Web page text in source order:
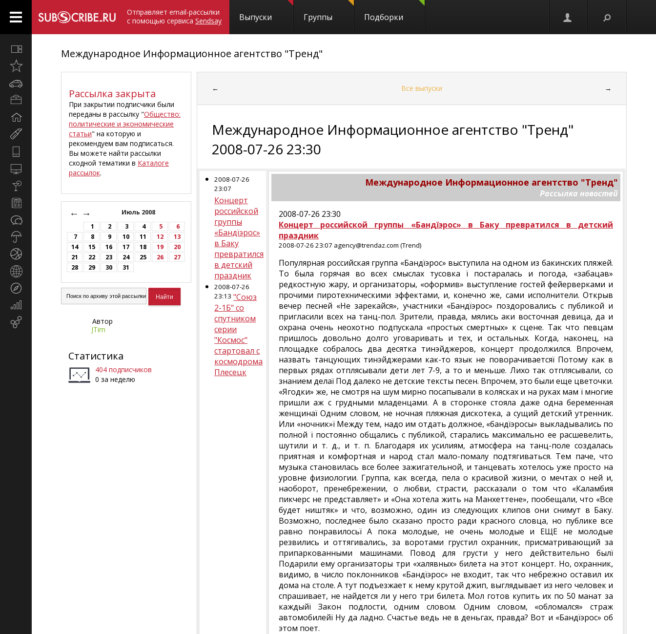
Отправляет email-рассылки
с помощью сервиса Sendsay Выпуски Группы Подборки
недавно
Компьютеры
Новости
регионы
Экономика
Международное Информационное агентство "Тренд"
Рассылка закрыта
При закрытии подписчики были
переданы в рассылку "Общество:
политические и экономические
статьи" на которую и
рекомендуем вам подписаться.
Вы можете найти рассылки
сходной тематики в Каталоге
рассылок.
← Июль 2008
→
1 2 3 4 5
6
7
8 9 10 11 12
13
14
15 16 17 18 19
20
21
22 23 24 25 26
27
28
29 30 31
Автор
JTim
Статистика
404 подписчиков
0 за неделю
← Все выпуски →
Международное Информационное агентство "Тренд"
2008-07-26 23:30
2008-07-26
23:07
Концерт
российской
группы
«Бандїэрос»
в Баку
превратился
в детский
праздник
2008-07-26
23:13 "Союз
2-1Б" со
спутником
серии
"Космос"
стартовал с
космодрома
Плесецк
Международное Информационное агентство "Тренд"
Рассылка новостей
2008-07-26 23:30
Концерт российской группы «Бандїэрос» в Баку превратился в детский
праздник
2008-07-26 23:07 agency@trendaz.com (Trend)
Популярная российская группа «Бандїэрос» выступила на одном из бакинских пляжей.
То была горячая во всех смыслах тусовка ї постаралась и погода, «забацав»
редкостную жару, и организаторы, «оформив» выступление гостей фейерверками и
прочими пиротехническими эффектами, и, конечно же, сами исполнители. Открыв
вечер песней «Не зарекайся», участники «Бандїэрос» поздоровались с публикой и
пригласили всех на танц-пол. Зрители, правда, мялись аки восточная девица, да и
охрана очень неохотно подпускала «простых смертных» к сцене. Так что певцам
пришлось довольно долго уговаривать и тех, и остальных. Когда, наконец, на
площадке собралось два десятка тинэйджеров, концерт продолжился. Впрочем,
назвать танцующих тинэйджерами как-то язык не поворачиваетсяї Потому как в
первых рядах отплясывали дети лет 7-9, а то и меньше. Лихо так отплясывали, со
знанием делаї Под далеко не детские тексты песен. Впрочем, это были еще цветочки.
«Ягодки» же, не смотря на шум мирно посапывали в колясках и на руках мам ї многие
пришли аж с грудными младенцами. А в сторонке стояла даже одна беременная
женщинаї Одним словом, не ночная пляжная дискотека, а сущий детский утренник.
Или «ночник»ї Между тем, надо им отдать должное, «бандїэросы» выкладывались по
полной ї постоянно общались с публикой, старались максимально ее расшевелить,
шутили и т. д., и т. п. Благодаря их усилиям, атмосфера на танц-поле создалась
приятная и комфортная и народ стал мало-помалу подтягиваться. Тем паче, что
музыка становилась все более зажигательной, и танцевать хотелось уже просто на
уровне физиологии. Группа, как всегда, пела о красивой жизни, о мечтах о ней и,
наоборот, пренебрежении, о любви, страсти, рассказали о том что «Каламбия
пикчерс не представляет» и «Она хотела жить на Манхеттене», пообещали, что «Все
будет ништяк» и что, возможно, один из следующих клипов они снимут в Баку.
Возможно, последнее было сказано просто ради красного словца, но публике все
равно понравилосьї А пока молодые, не очень молодые и ЕЩЕ не молодые
резвились и оттягивались, за воротами грустил охранник, присматривающий за
припаркованными машинами. Повод для грусти у него действительно былї
Подарили ему организаторы три «халявных» билета на этот концерт. Но, охранник,
видимо, в число поклонников «Бандїэрос» не входит, так что небрежно оставил их
дома на столе. А тут подъезжает к нему крутой джип, выглядывает из него человек и
спрашивает, не найдется ли у него три билета. Мол готов купить их по 50 манат за
каждыйї Закон подлости, одним словом. Одним словом, «обломался» страж
автомобилейї Ну да ладно. Счастье ведь не в деньгах, правда? Вот и «Бандїэрос» об
этом поет.